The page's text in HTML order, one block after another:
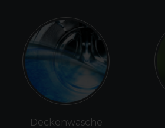
Deckenwäsche